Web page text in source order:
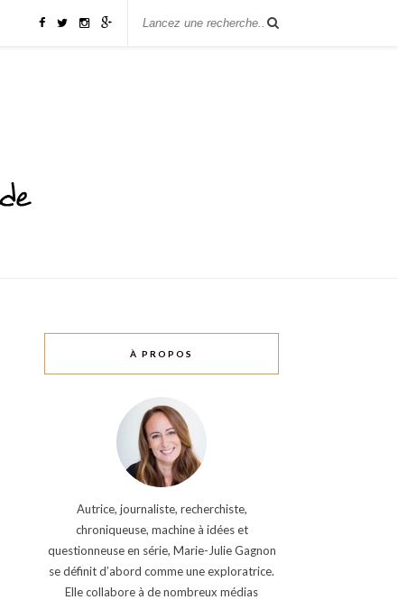
À PROPOS
Autrice, journaliste, recherchiste,
chroniqueuse, machine à idées et
questionneuse en série, Marie-Julie Gagnon
se définit d’abord comme une exploratrice.
Elle collabore à de nombreux médias